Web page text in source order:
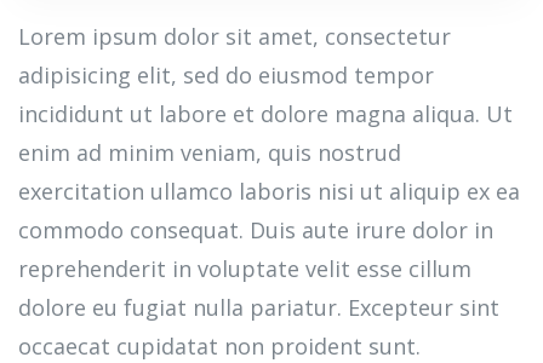
Lorem ipsum dolor sit amet, consectetur
adipisicing elit, sed do eiusmod tempor
incididunt ut labore et dolore magna aliqua. Ut
enim ad minim veniam, quis nostrud
exercitation ullamco laboris nisi ut aliquip ex ea
commodo consequat. Duis aute irure dolor in
reprehenderit in voluptate velit esse cillum
dolore eu fugiat nulla pariatur. Excepteur sint
occaecat cupidatat non proident sunt.